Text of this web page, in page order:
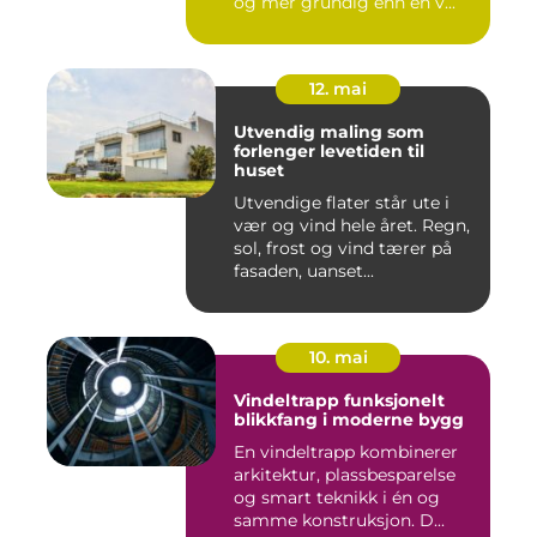
12. mai
Utvendig maling som
forlenger levetiden til
huset
Utvendige flater står ute i
vær og vind hele året. Regn,
sol, frost og vind tærer på
fasaden, uanset...
10. mai
Vindeltrapp funksjonelt
blikkfang i moderne bygg
En vindeltrapp kombinerer
arkitektur, plassbesparelse
og smart teknikk i én og
samme konstruksjon. D...